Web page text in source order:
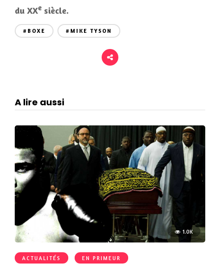
du XXe siècle.
#BOXE #MIKE TYSON
A lire aussi
1.0K
ACTUALITÉS EN PRIMEUR